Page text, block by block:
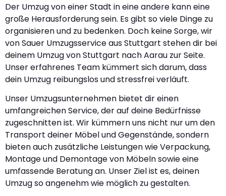
Der Umzug von einer Stadt in eine andere kann eine
große Herausforderung sein. Es gibt so viele Dinge zu
organisieren und zu bedenken. Doch keine Sorge, wir
von Sauer Umzugsservice aus Stuttgart stehen dir bei
deinem Umzug von Stuttgart nach Aarau zur Seite.
Unser erfahrenes Team kümmert sich darum, dass
dein Umzug reibungslos und stressfrei verläuft.
Unser Umzugsunternehmen bietet dir einen
umfangreichen Service, der auf deine Bedürfnisse
zugeschnitten ist. Wir kümmern uns nicht nur um den
Transport deiner Möbel und Gegenstände, sondern
bieten auch zusätzliche Leistungen wie Verpackung,
Montage und Demontage von Möbeln sowie eine
umfassende Beratung an. Unser Ziel ist es, deinen
Umzug so angenehm wie möglich zu gestalten.